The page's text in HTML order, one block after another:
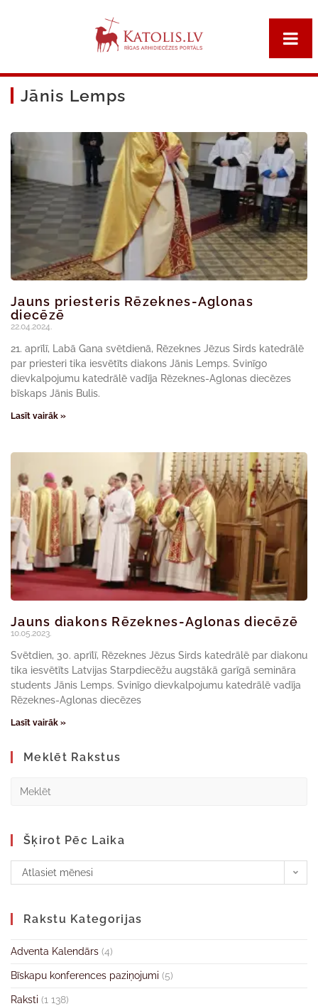
Jānis Lemps
Jauns priesteris Rēzeknes-Aglonas
diecēzē
22.04.2024.
21. aprīlī, Labā Gana svētdienā, Rēzeknes Jēzus Sirds katedrālē
par priesteri tika iesvētīts diakons Jānis Lemps. Svinīgo
dievkalpojumu katedrālē vadīja Rēzeknes-Aglonas diecēzes
bīskaps Jānis Bulis.
Lasīt vairāk »
Jauns diakons Rēzeknes-Aglonas diecēzē
10.05.2023.
Svētdien, 30. aprīlī, Rēzeknes Jēzus Sirds katedrālē par diakonu
tika iesvētīts Latvijas Starpdiecēžu augstākā garīgā semināra
students Jānis Lemps. Svinīgo dievkalpojumu katedrālē vadīja
Rēzeknes-Aglonas diecēzes
Lasīt vairāk »
Meklēt Rakstus
Šķirot Pēc Laika
Atlasiet mēnesi
Rakstu Kategorijas
Adventa Kalendārs (4)
Bīskapu konferences paziņojumi (5)
Raksti (1 138)